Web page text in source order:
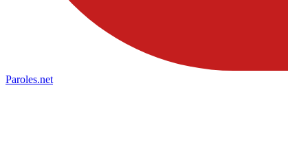
Paroles.net